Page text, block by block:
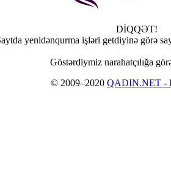
DİQQƏT!
yenidənqurma işləri getdiyinə görə
Göstərdiymiz narahatçılığa
© 2009–2020 QADIN.NET -